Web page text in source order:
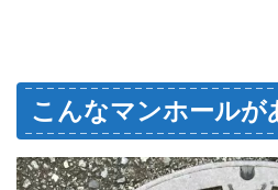
こんなマンホールが